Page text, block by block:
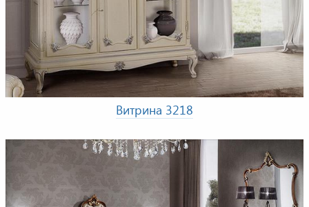
Витрина 3218